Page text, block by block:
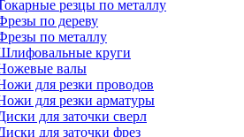
резцы по металлу
по дереву
по металлу
круги
валы
для резки проводов
для резки арматуры
для заточки сверл
для заточки фрез